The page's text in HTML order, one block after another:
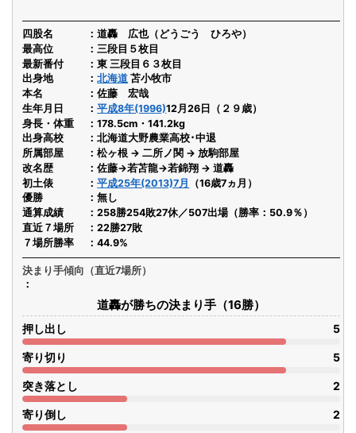
四股名
道轟 広也（どうごう ひろや）
最高位
三段目５枚目
最新番付
東 三段目６３枚目
出身地
北海道 苫小牧市
本名
佐藤 宏哉
生年月日
平成8年(1996)12月26日（２９歳）
身長・体重
178.5cm・141.2kg
出身高校
北海道大野農業高校･中退
所属部屋
松ヶ根 → 二所ノ関 → 放駒部屋
改名歴
佐藤→若苫龍→若錦翔 → 道轟
初土俵
平成25年(2013)7月
（16歳7ヵ月）
優勝
無し
通算成績
258勝254敗27休／507出場（勝率：50.9％）
直近７場所
22勝27敗
７場所勝率
44.9%
決まり手傾向（直近7場所）
道轟が勝ちの決まり手（16勝）
押し出し 5
寄り切り 5
突き落とし 2
寄り倒し 2